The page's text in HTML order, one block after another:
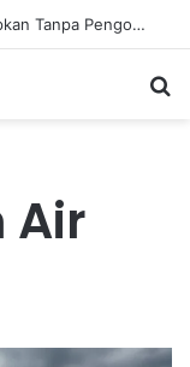
Gaya Hidup Sehat yang Mudah Diterapkan Tanpa Pengorbanan Ekstrem dan Konsisten
Air